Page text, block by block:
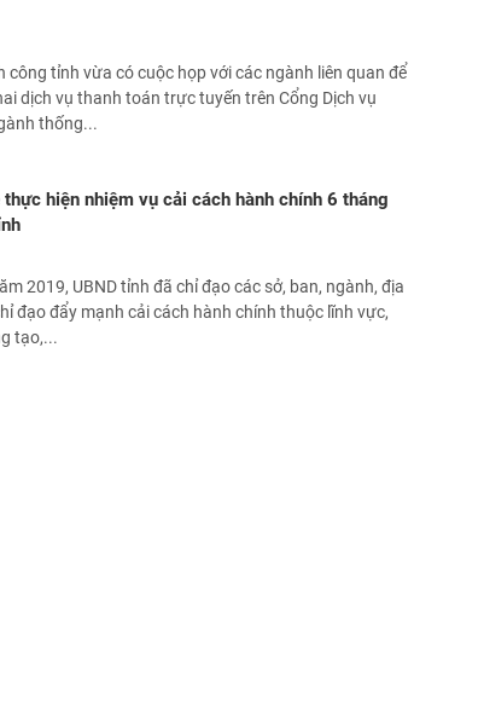
công tỉnh vừa có cuộc họp với các ngành liên quan để
dịch vụ thanh toán trực tuyến trên Cổng Dịch vụ
thống...
hiện nhiệm vụ cải cách hành chính 6 tháng
2019, UBND tỉnh đã chỉ đạo các sở, ban, ngành, địa
đạo đẩy mạnh cải cách hành chính thuộc lĩnh vực,
tạo,...